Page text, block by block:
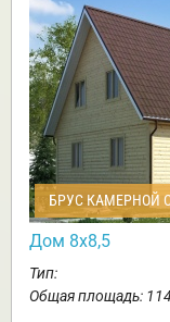
БРУС КАМЕРНОЙ
Дом 8х8,5
Тип:
Общая площадь: